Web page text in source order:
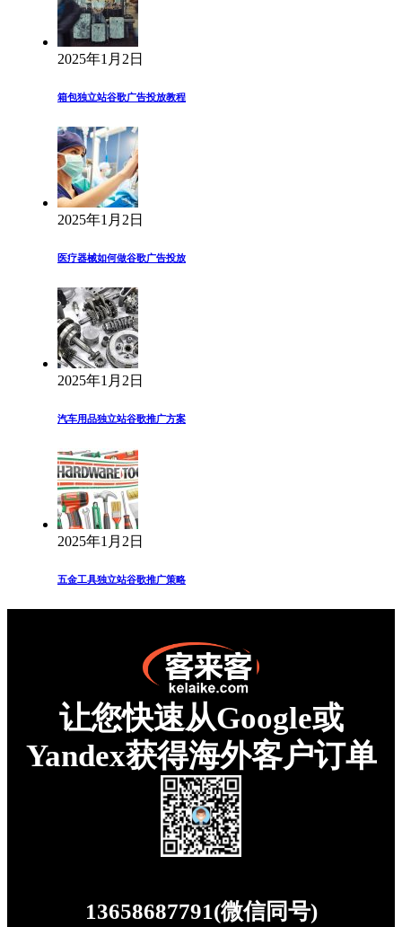
2025年1月2日
箱包独立站谷歌广告投放教程
2025年1月2日
医疗器械如何做谷歌广告投放
2025年1月2日
汽车用品独立站谷歌推广方案
2025年1月2日
五金工具独立站谷歌推广策略
让您快速从Google或
Yandex获得海外客户订单
13658687791(微信同号)